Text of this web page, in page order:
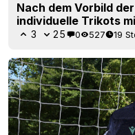
Nach dem Vorbild
individuelle Trikots
3 25 0 527 19